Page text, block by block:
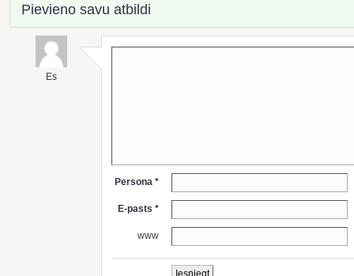
Pievieno savu atbildi
Es
Persona *
E-pasts *
www